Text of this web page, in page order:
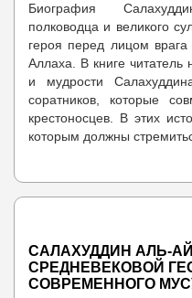
Биография
полководца и великого
героя перед лицом
Аллаха. В книге читатель
и мудрости
соратников, которые
крестоносцев. В этих
которым должны
САЛАХУДДИН АЛЬ-
СРЕДНЕВЕКОВОЙ
СОВРЕМЕННОГО